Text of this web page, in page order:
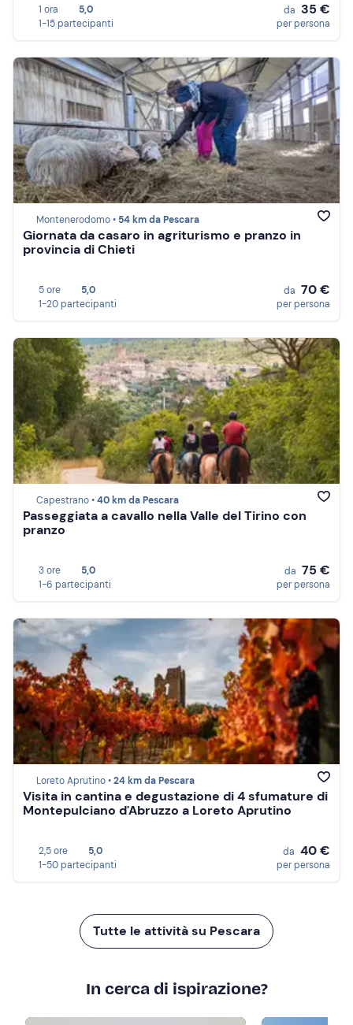
1 ora
5,0
1-15 partecipanti
da 35 €
per persona
Montenerodomo • 54 km da Pescara
Giornata da casaro in agriturismo e pranzo in
provincia di Chieti
5 ore
5,0
1-20 partecipanti
da 70 €
per persona
Capestrano •40 km da Pescara
Passeggiata a cavallo nella Valle del Tirino con
pranzo
3 ore
5,0
1-6 partecipanti
da 75 €
per persona
Loreto Aprutino •24 km da Pescara
Visita in cantina e degustazione di 4 sfumature di
Montepulciano d'Abruzzo a Loreto Aprutino
2,5 ore
5,0
1-50 partecipanti
da 40 €
per persona
Tutte le attività su Pescara
In cerca di ispirazione?